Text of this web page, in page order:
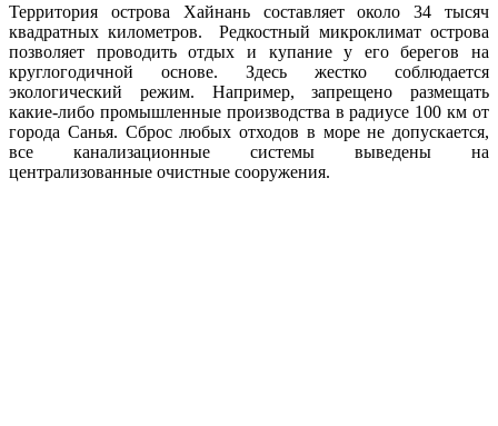
Территория острова Хайнань составляет около 34 тысяч
квадратных километров.
Редкостный микроклимат острова
позволяет проводить отдых и купание у его берегов на
круглогодичной основе. Здесь жестко соблюдается
экологический режим. Например, запрещено размещать
какие-либо промышленные производства в радиусе 100 км от
города Санья. Сброс любых отходов в море не допускается,
все канализационные системы выведены на
централизованные очистные сооружения.